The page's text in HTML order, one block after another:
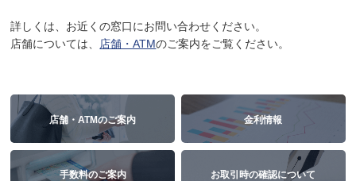
詳しくは、お近くの窓口にお問い合わせください。
店舗については、 店舗・ATMのご案内をご覧ください。
店舗・ATMのご案内 金利情報
手数料のご案内 お取引時の確認について